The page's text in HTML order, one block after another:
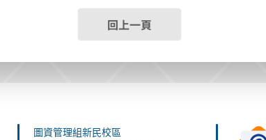
回上一頁
圖資管理組新民校區